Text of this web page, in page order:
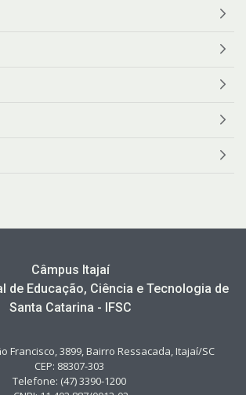
Câmpus Itajaí
de Educação, Ciência e Tecnologia de
Santa Catarina - IFSC
Francisco, 3899, Bairro Ressacada, Itajaí/SC
CEP: 88307-303
Telefone: (47) 3390-1200